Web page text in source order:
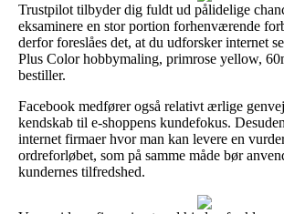
Trustpilot tilbyder dig fuldt ud pålidelige
eksaminere en stor portion forhenværende
derfor foreslåes det, at du udforsker internet
Plus Color hobbymaling, primrose yellow,
bestiller.
Facebook medfører også relativt ærlige
kendskab til e-shoppens kundefokus.
internet firmaer hvor man kan levere en
ordreforløbet, som på samme måde bør
kundernes tilfredshed.